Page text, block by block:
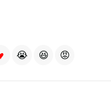
😭 😆 😡